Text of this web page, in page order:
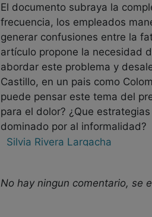
El documento subraya la
frecuencia, los empleados
generar confusiones entre la
artículo propone la necesidad
abordar este problema y
Castillo, en un pais como
puede pensar este tema del
para el dolor? ¿Que
dominado por al informalidad?
Silvia Rivera Largacha
No hay ningun comentario, se